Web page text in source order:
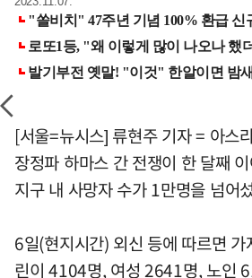
[서울=뉴시스] 류현주 기자 = 아스
장정파 하마스 간 전쟁이 한 달째
지구 내 사망자 수가 1만명을 넘어
6일(현지시간) 외신 등에 따르면 가
린이 4104명, 여성 2641명, 노인